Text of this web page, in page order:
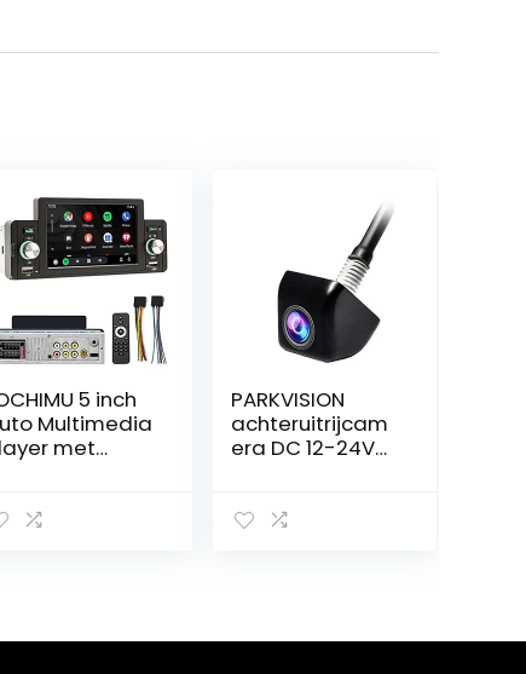
5 inch
Multimedia
met
PARKVISION
achteruitrijcam
era DC 12-24V
één sleutel om
toegestaan,4